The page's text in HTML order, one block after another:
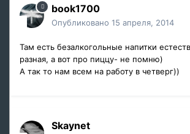
book1700
Опубликовано 15 апреля, 2014
Там есть безалкогольные напитки
разная, а вот про пиццу- не помню)
А так то нам всем на работу в четверг))
Skaynet